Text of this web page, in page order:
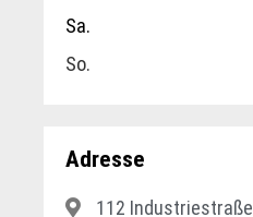
Sa.
So.
Adresse
112 Industriestraße